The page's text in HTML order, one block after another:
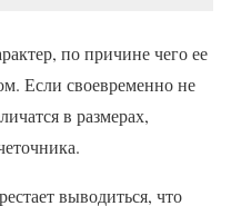
по причине чего ее
Если своевременно не
в размерах,
выводиться, что